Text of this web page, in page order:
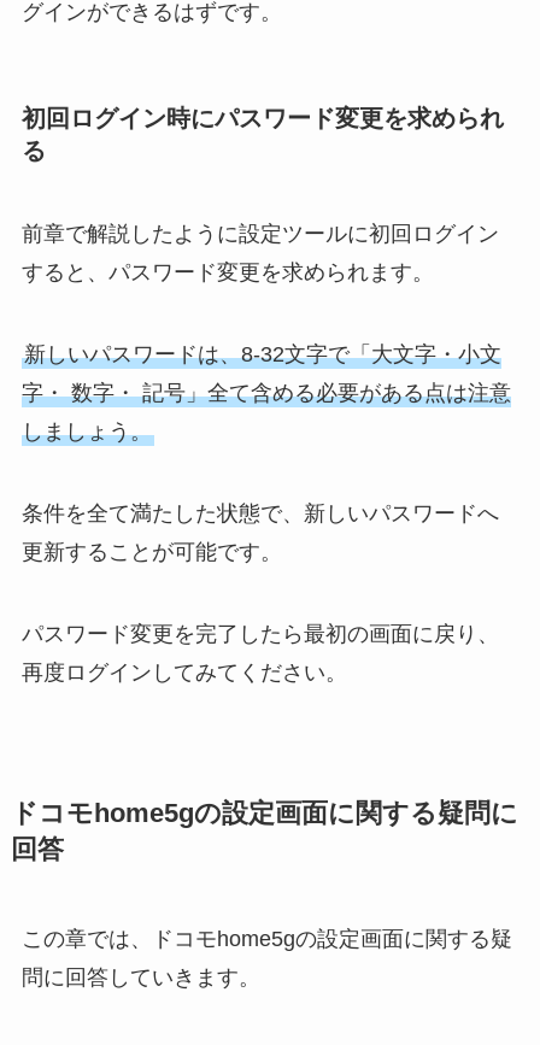
グインができるはずです。
初回ログイン時にパスワード変更を求められ
る
前章で解説したように設定ツールに初回ログイン
すると、パスワード変更を求められます。
新しいパスワードは、8-32文字で「大文字・小文
字・ 数字・ 記号」全て含める必要がある点は注意
しましょう。
条件を全て満たした状態で、新しいパスワードへ
更新することが可能です。
パスワード変更を完了したら最初の画面に戻り、
再度ログインしてみてください。
ドコモhome5gの設定画面に関する疑問に
回答
この章では、ドコモhome5gの設定画面に関する疑
問に回答していきます。